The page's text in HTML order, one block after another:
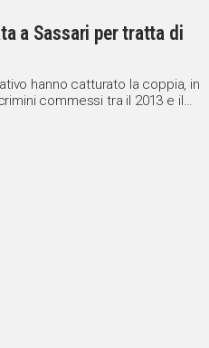
a Sassari per tratta di
hanno catturato la coppia, in
commessi tra il 2013 e il